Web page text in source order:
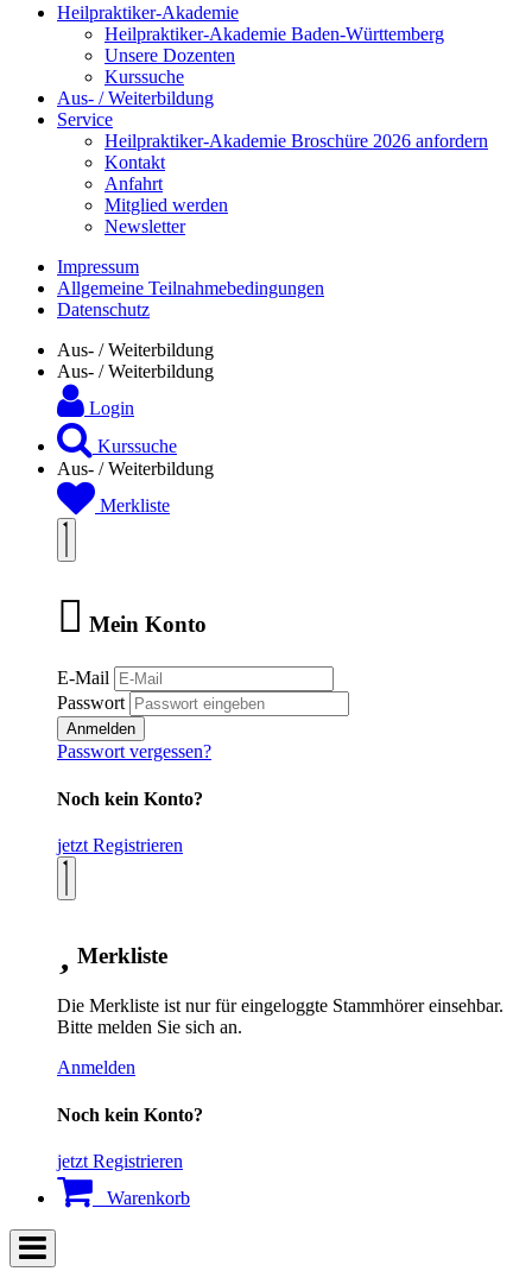
Heilpraktiker-Akademie
Heilpraktiker-Akademie Baden-Württemberg
Unsere Dozenten
Kurssuche
Aus- / Weiterbildung
Service
Heilpraktiker-Akademie Broschüre 2026 anfordern
Kontakt
Anfahrt
Mitglied werden
Newsletter
Impressum
Allgemeine Teilnahmebedingungen
Datenschutz
Aus- / Weiterbildung
Aus- / Weiterbildung
Login
Kurssuche
Aus- / Weiterbildung
Merkliste
Mein Konto
E-Mail
Passwort
Anmelden
Passwort vergessen?
Noch kein Konto?
jetzt Registrieren
Merkliste
Die Merkliste ist nur für eingeloggte Stammhörer einsehbar.
Bitte melden Sie sich an.
Anmelden
Noch kein Konto?
jetzt Registrieren
Warenkorb